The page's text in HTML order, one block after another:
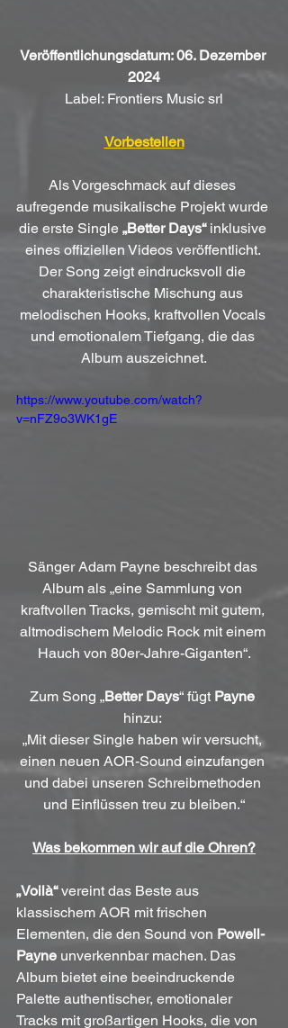
Veröffentlichungsdatum: 06. Dezember
2024
Label: Frontiers Music srl
Vorbestellen
Als Vorgeschmack auf dieses
aufregende musikalische Projekt wurde
die erste Single „Better Days“ inklusive
eines offiziellen Videos veröffentlicht.
Der Song zeigt eindrucksvoll die
charakteristische Mischung aus
melodischen Hooks, kraftvollen Vocals
und emotionalem Tiefgang, die das
Album auszeichnet.
https://www.youtube.com/watch?
v=nFZ9o3WK1gE
Sänger Adam Payne beschreibt das
Album als „eine Sammlung von
kraftvollen Tracks, gemischt mit gutem,
altmodischem Melodic Rock mit einem
Hauch von 80er-Jahre-Giganten“.
Zum Song „Better Days“ fügt Payne
hinzu:
„Mit dieser Single haben wir versucht,
einen neuen AOR-Sound einzufangen
und dabei unseren Schreibmethoden
und Einflüssen treu zu bleiben.“
Was bekommen wir auf die Ohren?
„Voilà“ vereint das Beste aus
klassischem AOR mit frischen
Elementen, die den Sound von Powell-
Payne unverkennbar machen. Das
Album bietet eine beeindruckende
Palette authentischer, emotionaler
Tracks mit großartigen Hooks, die von